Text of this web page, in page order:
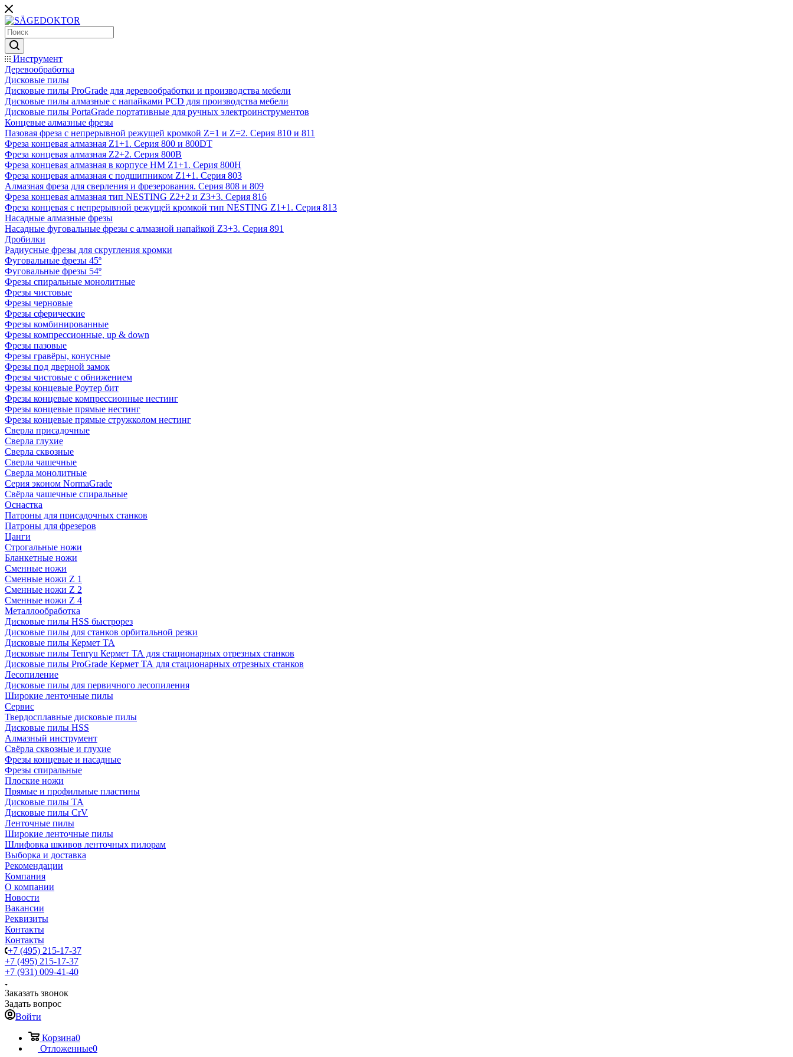
Инструмент
Деревообработка
Дисковые пилы
Дисковые пилы ProGrade для деревообработки и производства мебели
Дисковые пилы алмазные с напайками PCD для производства мебели
Дисковые пилы PortaGrade портативные для ручных электроинструментов
Концевые алмазные фрезы
Пазовая фреза с непрерывной режущей кромкой Z=1 и Z=2. Серия 810 и 811
Фреза концевая алмазная Z1+1. Серия 800 и 800DT
Фреза концевая алмазная Z2+2. Серия 800B
Фреза концевая алмазная в корпусе НМ Z1+1. Серия 800H
Фреза концевая алмазная с подшипником Z1+1. Серия 803
Алмазная фреза для сверления и фрезерования. Серия 808 и 809
Фреза концевая алмазная тип NESTING Z2+2 и Z3+3. Серия 816
Фреза концевая с непрерывной режущей кромкой тип NESTING Z1+1. Серия 813
Насадные алмазные фрезы
Насадные фуговальные фрезы с алмазной напайкой Z3+3. Серия 891
Дробилки
Радиусные фрезы для скругления кромки
Фуговальные фрезы 45º
Фуговальные фрезы 54º
Фрезы спиральные монолитные
Фрезы чистовые
Фрезы черновые
Фрезы сферические
Фрезы комбинированные
Фрезы компрессионные, up & down
Фрезы пазовые
Фрезы гравёры, конусные
Фрезы под дверной замок
Фрезы чистовые с обнижением
Фрезы концевые Роутер бит
Фрезы концевые компрессионные нестинг
Фрезы концевые прямые нестинг
Фрезы концевые прямые стружколом нестинг
Сверла присадочные
Сверла глухие
Сверла сквозные
Сверла чашечные
Сверла монолитные
Серия эконом NormaGrade
Свёрла чашечные спиральные
Оснастка
Патроны для присадочных станков
Патроны для фрезеров
Цанги
Строгальные ножи
Бланкетные ножи
Сменные ножи
Сменные ножи Z 1
Сменные ножи Z 2
Сменные ножи Z 4
Металлообработка
Дисковые пилы HSS быстрорез
Дисковые пилы для станков орбитальной резки
Дисковые пилы Кермет ТА
Дисковые пилы Tenryu Кермет ТА для стационарных отрезных станков
Дисковые пилы ProGrade Кермет ТА для стационарных отрезных станков
Лесопиление
Дисковые пилы для первичного лесопиления
Широкие ленточные пилы
Сервис
Твердосплавные дисковые пилы
Дисковые пилы HSS
Алмазный инструмент
Свёрла сквозные и глухие
Фрезы концевые и насадные
Фрезы спиральные
Плоские ножи
Прямые и профильные пластины
Дисковые пилы TA
Дисковые пилы CrV
Ленточные пилы
Широкие ленточные пилы
Шлифовка шкивов ленточных пилорам
Выборка и доставка
Рекомендации
Компания
О компании
Новости
Вакансии
Реквизиты
Контакты
Контакты
+7 (495) 215-17-37
+7 (495) 215-17-37
+7 (931) 009-41-40
Заказать звонок
Задать вопрос
Войти
Корзина0
Отложенные0